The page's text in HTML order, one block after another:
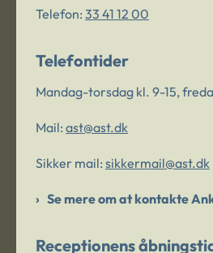
Telefon: 33 41 12 00
Telefontider
Mandag-torsdag kl. 9-15,
Mail: ast@ast.dk
Sikker mail: sikkermail@ast.dk
Se mere om at kontakte
Receptionens